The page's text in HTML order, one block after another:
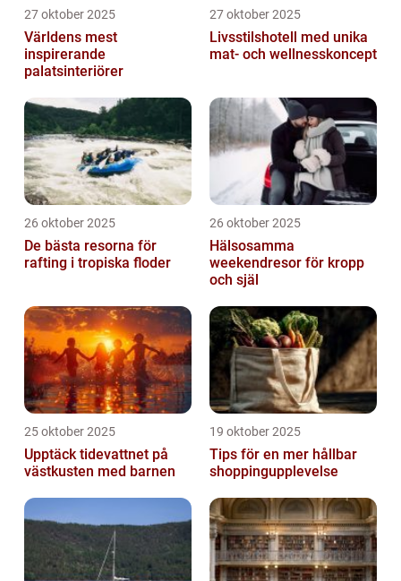
27 oktober 2025
Världens mest
inspirerande
palatsinteriörer
27 oktober 2025
Livsstilshotell med unika
mat- och wellnesskoncept
26 oktober 2025
De bästa resorna för
rafting i tropiska floder
26 oktober 2025
Hälsosamma
weekendresor för kropp
och själ
25 oktober 2025
Upptäck tidevattnet på
västkusten med barnen
19 oktober 2025
Tips för en mer hållbar
shoppingupplevelse